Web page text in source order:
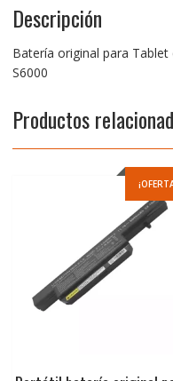
Descripción
Batería original para Tablet
S6000
Productos